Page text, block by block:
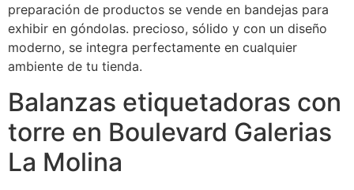
preparación de productos se vende en bandejas para
exhibir en góndolas. precioso, sólido y con un diseño
moderno, se integra perfectamente en cualquier
ambiente de tu tienda.
Balanzas etiquetadoras con
torre en Boulevard Galerias
La Molina